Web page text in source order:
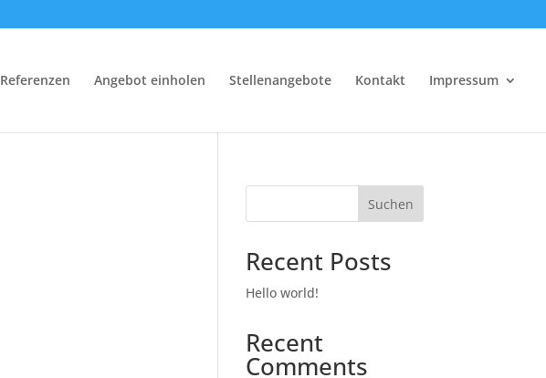
Referenzen Angebot einholen Stellenangebote Kontakt Impressum
Suchen
Recent Posts
Hello world!
Recent
Comments